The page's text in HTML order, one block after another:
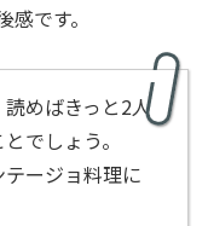
です。
めばきっと2人
でしょう。
ージョ料理に